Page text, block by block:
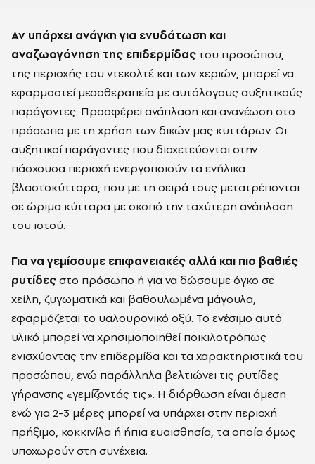
Αν υπάρχει ανάγκη για ενυδάτωση και
αναζωογόνηση της επιδερμίδας του προσώπου,
της περιοχής του ντεκολτέ και των χεριών, μπορεί να
εφαρμοστεί μεσοθεραπεία με αυτόλογους αυξητικούς
παράγοντες. Προσφέρει ανάπλαση και ανανέωση στο
πρόσωπο με τη χρήση των δικών μας κυττάρων. Οι
αυξητικοί παράγοντες που διοχετεύονται στην
πάσχουσα περιοχή ενεργοποιούν τα ενήλικα
βλαστοκύτταρα, που με τη σειρά τους μετατρέπονται
σε ώριμα κύτταρα με σκοπό την ταχύτερη ανάπλαση
του ιστού.
Για να γεμίσουμε επιφανειακές αλλά και πιο βαθιές
ρυτίδεςστο πρόσωπο ή για να δώσουμε όγκο σε
χείλη, ζυγωματικά και βαθουλωμένα μάγουλα,
εφαρμόζεται το υαλουρονικό οξύ. Το ενέσιμο αυτό
υλικό μπορεί να χρησιμοποιηθεί ποικιλοτρόπως
ενισχύοντας την επιδερμίδα και τα χαρακτηριστικά του
προσώπου, ενώ παράλληλα βελτιώνει τις ρυτίδες
γήρανσης «γεμίζοντάς τις». Η διόρθωση είναι άμεση
ενώ για 2-3 μέρες μπορεί να υπάρχει στην περιοχή
πρήξιμο, κοκκινίλα ή ήπια ευαισθησία, τα οποία όμως
υποχωρούν στη συνέχεια.